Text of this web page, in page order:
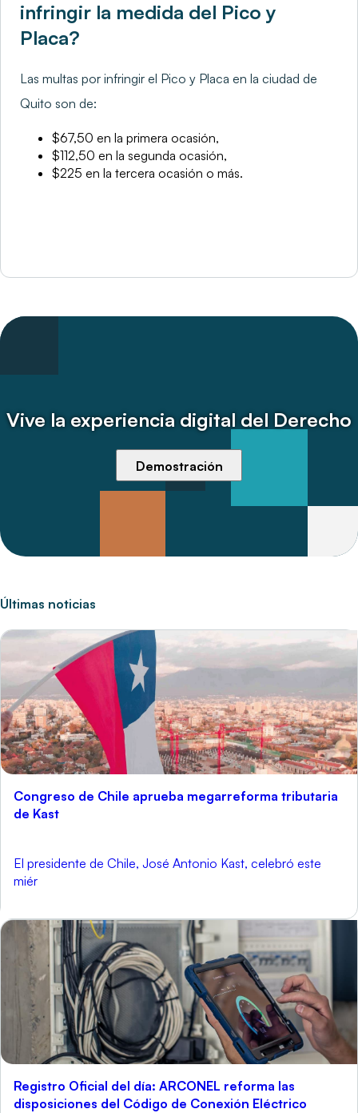
infringir la medida del Pico y
Placa?
Las multas por infringir el Pico y Placa en la ciudad de
Quito son de:
$67,50 en la primera ocasión,
$112,50 en la segunda ocasión,
$225 en la tercera ocasión o más.
Vive la experiencia digital del Derecho
Demostración
Últimas noticias
Congreso de Chile aprueba megarreforma tributaria
de Kast
El presidente de Chile, José Antonio Kast, celebró este
miér
Registro Oficial del día: ARCONEL reforma las
disposiciones del Código de Conexión Eléctrico